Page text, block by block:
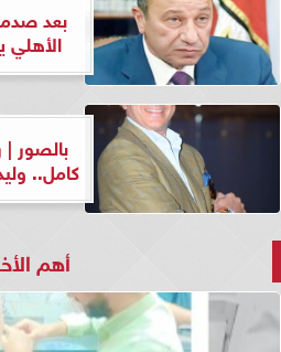
بعد
الأهلي
بالصور |
كامل..
أهم